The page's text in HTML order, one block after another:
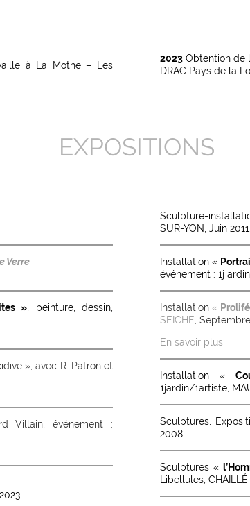
à La Mothe – Les
2023 Obtention de
DRAC Pays de la
EXPOSITIONS
Verre
» , peinture, dessin,
», avec R. Patron et
Villain, événement :
Sculpture-
SUR-YON, Juin 2011.
Installation «
événement : 1j
Installation «
SEICHE ,
En savoir plus
Installation «
1jardin/1artiste,
Sculptures,
2008
Sculptures «
Libellules,